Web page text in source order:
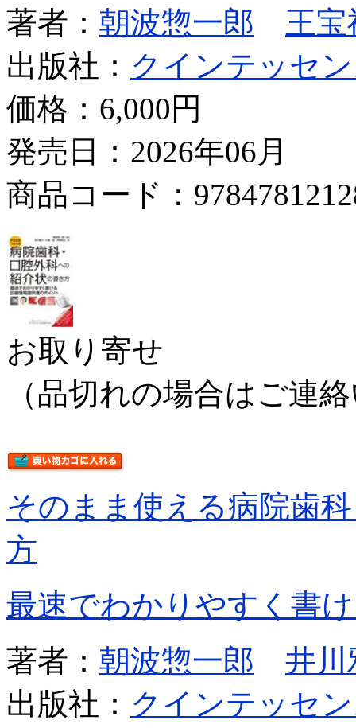
著者： 朝波惣一郎
王宝
出版社： クインテッセ
価格： 6,000円
発売日：2026年06月
商品コード：
お取り寄せ
（品切れの場合はご連
そのまま使える病院歯
方
最速でわかりやすく書
著者： 朝波惣一郎
井川
出版社： クインテッセ